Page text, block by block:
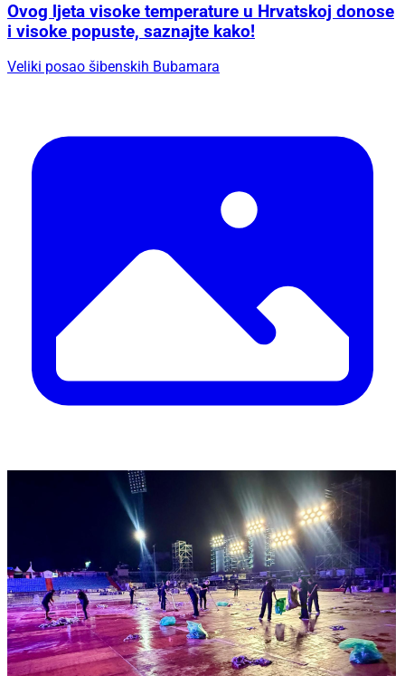
Ovog ljeta visoke temperature u Hrvatskoj donose
i visoke popuste, saznajte kako!
Veliki posao šibenskih Bubamara